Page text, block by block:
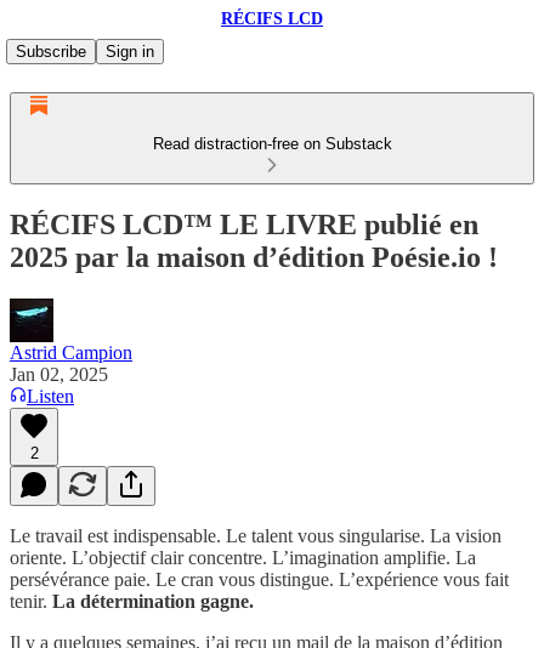
RÉCIFS LCD
Subscribe
Sign in
Read distraction-free on Substack
RÉCIFS LCD™ LE LIVRE publié en
2025 par la maison d’édition Poésie.io !
Astrid Campion
Jan 02, 2025
Listen
2
Le travail est indispensable. Le talent vous singularise. La vision
oriente. L’objectif clair concentre. L’imagination amplifie. La
persévérance paie. Le cran vous distingue. L’expérience vous fait
tenir. La détermination gagne.
Il y a quelques semaines, j’ai reçu un mail de la maison d’édition